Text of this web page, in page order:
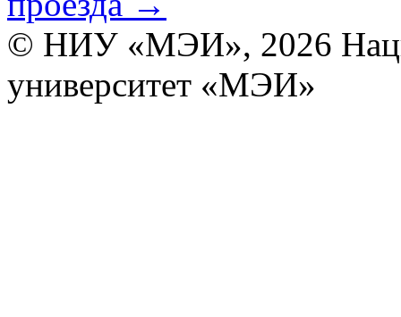
© НИУ «МЭИ», 2026
университет «МЭИ»